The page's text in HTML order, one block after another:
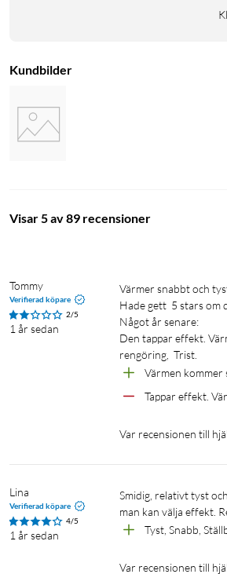
Kundbilder
Visar 5 av 89 recensioner
Tommy
Verifierad köpare
2/5
1 år sedan
Värmer snabbt och tyst. Lätt att placera där den behövs.
Hade gett  5 stars om
Något år senare:
Den tappar effekt.
rengöring,  Trist.
Värmen kommer
Tappar effekt.
Var recensionen till
Lina
Verifierad köpare
4/5
1 år sedan
Smidig, relativt tyst och värmer upp rum fort, även på lägre inställningen. Bra med bred för att anpassa värmen utöver att
man kan välja effekt.
Tyst, Snabb,
Var recensionen till